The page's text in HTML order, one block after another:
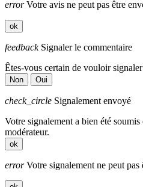
errorVotre avis ne peut pas être
ok
feedbackSignaler le commentaire
Êtes-vous certain de vouloir
Non Oui
check_circle Signalement envoyé
Votre signalement a bien été soumis
modérateur.
ok
errorVotre signalement ne peut pas